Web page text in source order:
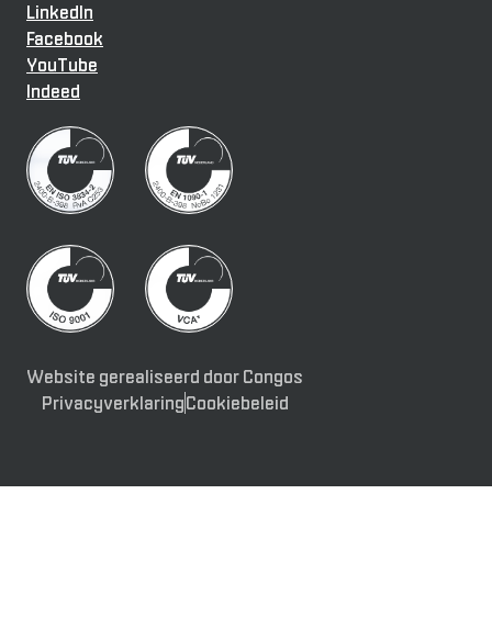
LinkedIn
Facebook
YouTube
Indeed
Website gerealiseerd door Congos
PrivacyverklaringCookiebeleid